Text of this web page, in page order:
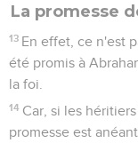
La promesse
13 En effet, ce n'est
été promis à
la foi.
14 Car, si les
promesse est